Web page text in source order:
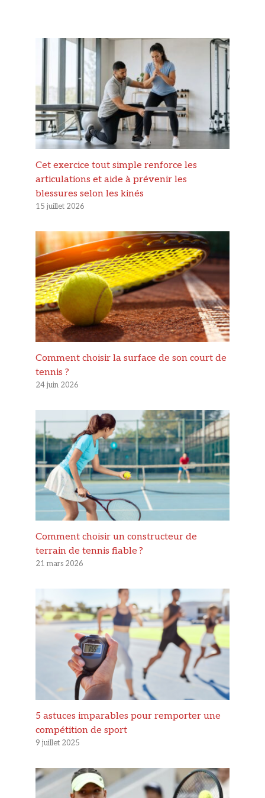
Cet exercice tout simple renforce les
articulations et aide à prévenir les
blessures selon les kinés
15 juillet 2026
Comment choisir la surface de son court de
tennis ?
24 juin 2026
Comment choisir un constructeur de
terrain de tennis fiable ?
21 mars 2026
5 astuces imparables pour remporter une
compétition de sport
9 juillet 2025